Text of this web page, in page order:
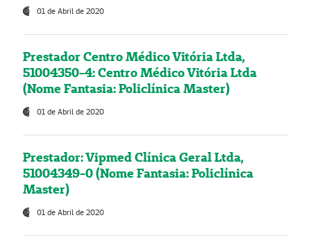
01 de Abril de 2020
Prestador Centro Médico Vitória Ltda,
51004350-4: Centro Médico Vitória Ltda
(Nome Fantasia: Policlínica Master)
01 de Abril de 2020
Prestador: Vipmed Clínica Geral Ltda,
51004349-0 (Nome Fantasia: Policlínica
Master)
01 de Abril de 2020